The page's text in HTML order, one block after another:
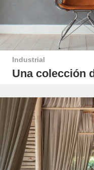
Industrial
Una colección